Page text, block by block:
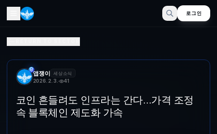
로그인
앱쟁이 세상소식
2026. 2. 3. 41
코인 흔들려도 인프라는 간다…가격 조정
속 블록체인 제도화 가속